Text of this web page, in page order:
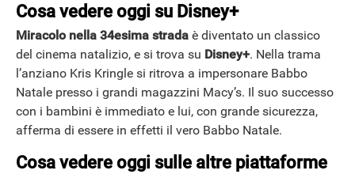
Cosa vedere oggi su Disney+
Miracolo nella 34esima strada è diventato un classico
del cinema natalizio, e si trova su Disney+. Nella trama
l’anziano Kris Kringle si ritrova a impersonare Babbo
Natale presso i grandi magazzini Macy’s. Il suo successo
con i bambini è immediato e lui, con grande sicurezza,
afferma di essere in effetti il vero Babbo Natale.
Cosa vedere oggi sulle altre piattaforme